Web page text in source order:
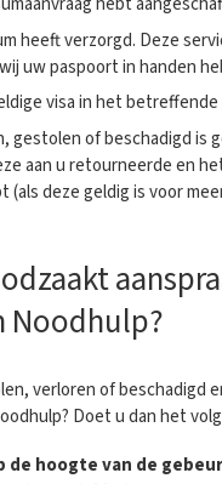
heeft verzorgd. Deze
uw paspoort in handen
visa in het
gestolen of beschadigd is
aan u retourneerde en
deze geldig is voor
Noodhulp?
verloren of beschadigd
Doet u dan het
de hoogte van de